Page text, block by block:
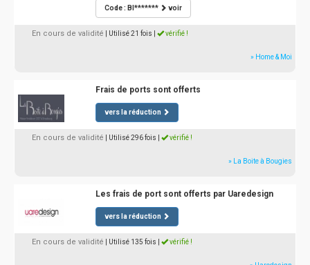
Code : BI******* voir
En cours de validité | Utilisé 21 fois vérifié !
» Home & Moi
Frais de ports sont offerts
vers la réduction
En cours de validité | Utilisé 296 fois vérifié !
» La Boite à Bougies
Les frais de port sont offerts par Uaredesign
vers la réduction
En cours de validité | Utilisé 135 fois vérifié !